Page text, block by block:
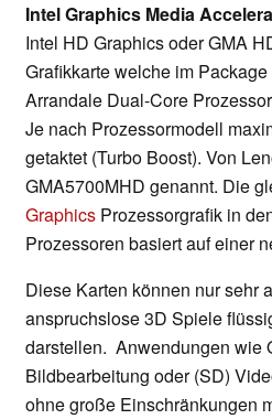
Intel Graphics Media
Intel HD Graphics oder GMA
Grafikkarte welche im
Arrandale Dual-Core
Je nach Prozessormodell
getaktet (Turbo Boost). Von
GMA5700MHD genannt. Die
Graphics Prozessorgrafik in
Prozessoren basiert auf einer
Diese Karten können nur sehr
anspruchslose 3D Spiele
darstellen. Anwendungen wie
Bildbearbeitung oder (SD)
ohne große Einschränkungen